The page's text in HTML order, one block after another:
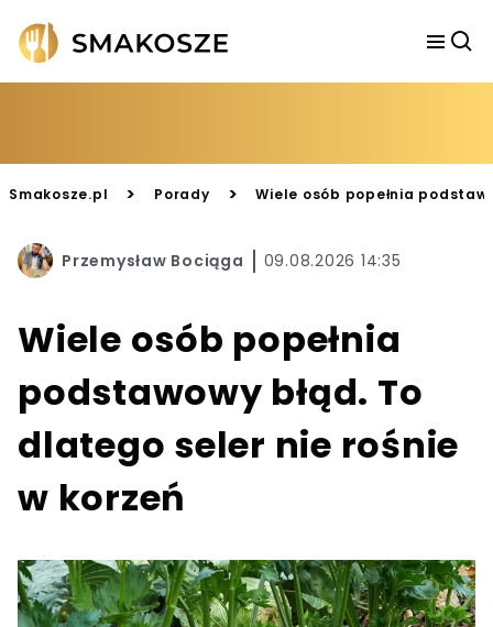
Smakosze.pl > Porady > Wiele osób popełnia
Przemysław Bociąga 09.08.2026 14:35
Wiele osób popełnia
podstawowy błąd. To
dlatego seler nie rośnie
w korzeń